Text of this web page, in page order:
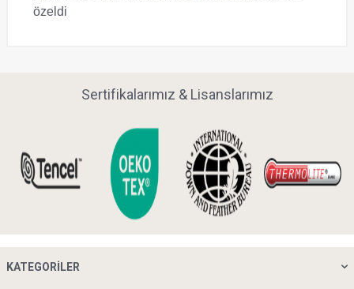
özeldi
Sertifikalarımız & Lisanslarımız
KATEGORILER